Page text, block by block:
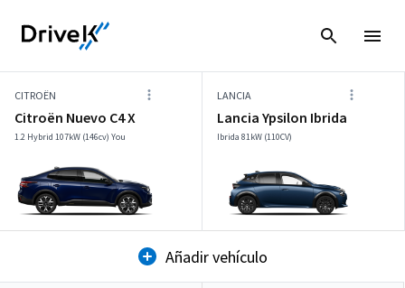
CITROËN
Citroën Nuevo C4 X
1.2 Hybrid 107kW (146cv) You
LANCIA
Lancia Ypsilon Ibrida
Ibrida 81kW (110CV)
Añadir vehículo